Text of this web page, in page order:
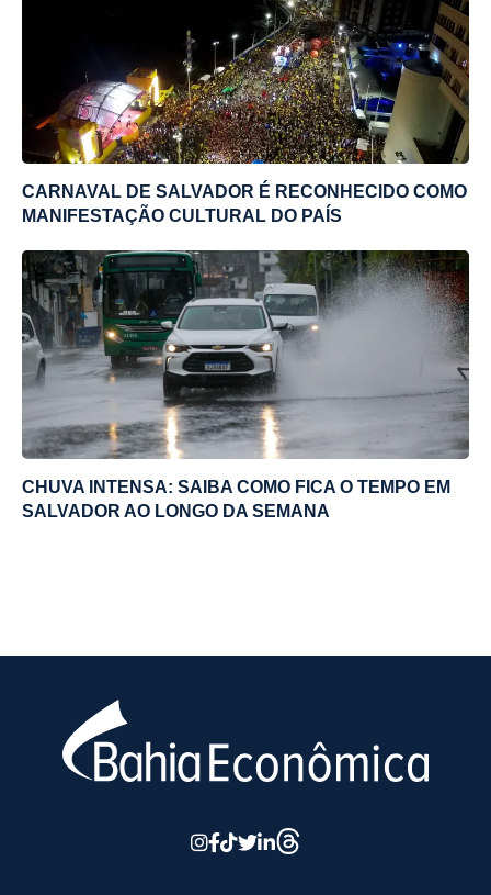
CARNAVAL DE SALVADOR É RECONHECIDO COMO
MANIFESTAÇÃO CULTURAL DO PAÍS
CHUVA INTENSA: SAIBA COMO FICA O TEMPO EM
SALVADOR AO LONGO DA SEMANA